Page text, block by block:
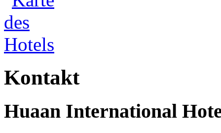
Kontakt
Huaan International